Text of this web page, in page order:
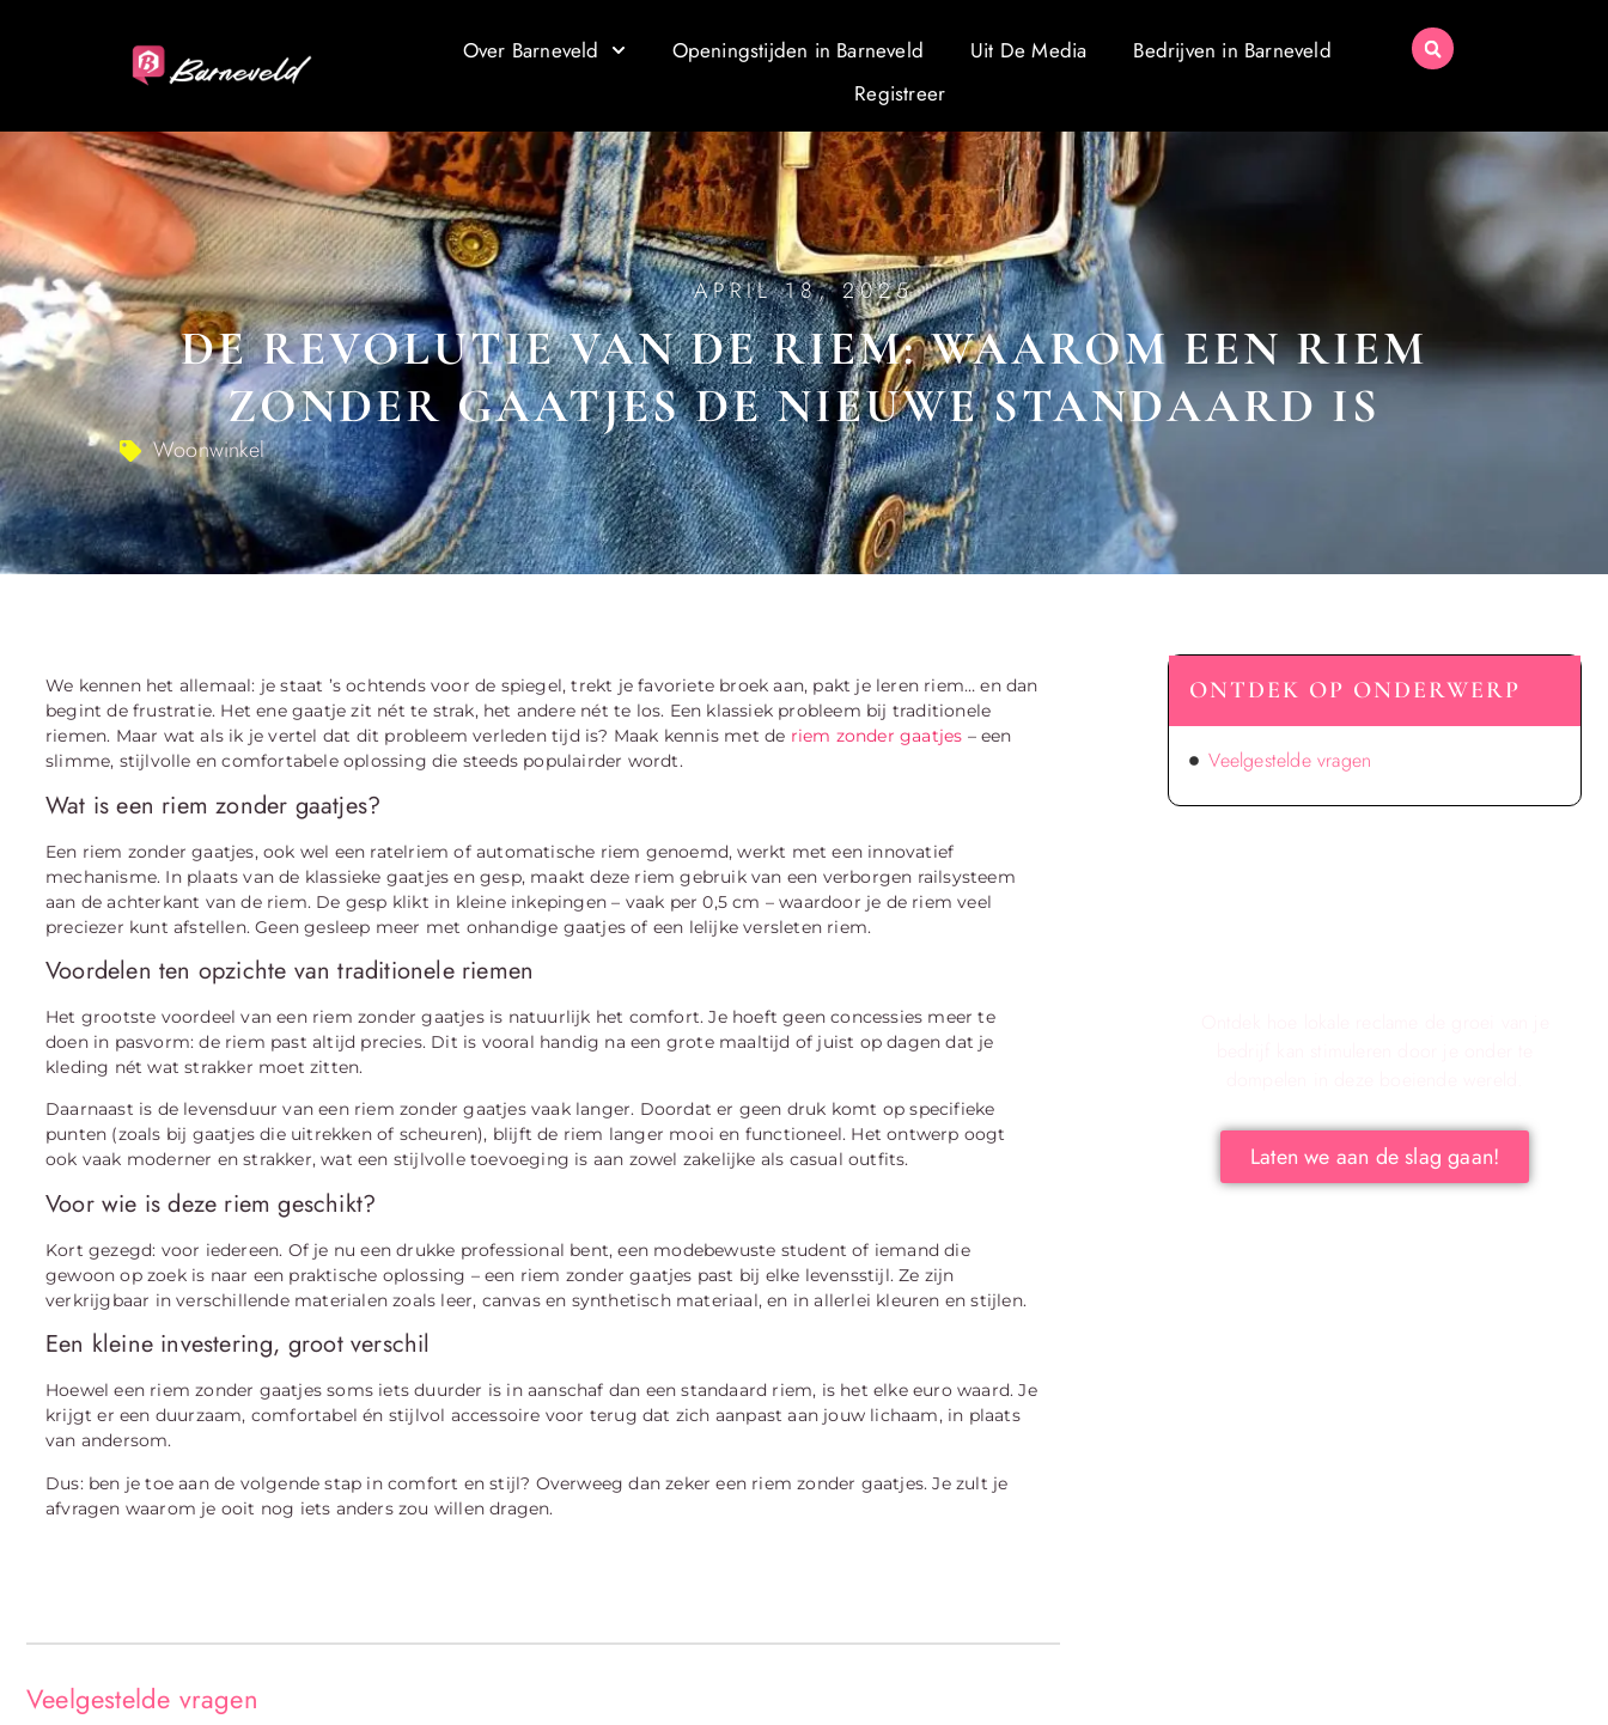
Over Barneveld Openingstijden in Barneveld Uit De Media
Bedrijven in Barneveld
Registreer
APRIL 18, 2025
DE REVOLUTIE VAN DE RIEM: WAAROM EEN RIEM
ZONDER GAATJES DE NIEUWE STANDAARD IS
Woonwinkel
We kennen het allemaal: je staat ’s ochtends voor de spiegel, trekt je favoriete broek aan, pakt je leren riem… en dan
begint de frustratie. Het ene gaatje zit nét te strak, het andere nét te los. Een klassiek probleem bij traditionele
riemen. Maar wat als ik je vertel dat dit probleem verleden tijd is? Maak kennis met de riem zonder gaatjes – een
slimme, stijlvolle en comfortabele oplossing die steeds populairder wordt.
Wat is een riem zonder gaatjes?
Een riem zonder gaatjes, ook wel een ratelriem of automatische riem genoemd, werkt met een innovatief
mechanisme. In plaats van de klassieke gaatjes en gesp, maakt deze riem gebruik van een verborgen railsysteem
aan de achterkant van de riem. De gesp klikt in kleine inkepingen – vaak per 0,5 cm – waardoor je de riem veel
preciezer kunt afstellen. Geen gesleep meer met onhandige gaatjes of een lelijke versleten riem.
Voordelen ten opzichte van traditionele riemen
Het grootste voordeel van een riem zonder gaatjes is natuurlijk het comfort. Je hoeft geen concessies meer te
doen in pasvorm: de riem past altijd precies. Dit is vooral handig na een grote maaltijd of juist op dagen dat je
kleding nét wat strakker moet zitten.
Daarnaast is de levensduur van een riem zonder gaatjes vaak langer. Doordat er geen druk komt op specifieke
punten (zoals bij gaatjes die uitrekken of scheuren), blijft de riem langer mooi en functioneel. Het ontwerp oogt
ook vaak moderner en strakker, wat een stijlvolle toevoeging is aan zowel zakelijke als casual outfits.
Voor wie is deze riem geschikt?
Kort gezegd: voor iedereen. Of je nu een drukke professional bent, een modebewuste student of iemand die
gewoon op zoek is naar een praktische oplossing – een riem zonder gaatjes past bij elke levensstijl. Ze zijn
verkrijgbaar in verschillende materialen zoals leer, canvas en synthetisch materiaal, en in allerlei kleuren en stijlen.
Een kleine investering, groot verschil
Hoewel een riem zonder gaatjes soms iets duurder is in aanschaf dan een standaard riem, is het elke euro waard. Je
krijgt er een duurzaam, comfortabel én stijlvol accessoire voor terug dat zich aanpast aan jouw lichaam, in plaats
van andersom.
Dus: ben je toe aan de volgende stap in comfort en stijl? Overweeg dan zeker een riem zonder gaatjes. Je zult je
afvragen waarom je ooit nog iets anders zou willen dragen.
Veelgestelde vragen
ONTDEK OP ONDERWERP
Veelgestelde vragen
Laten we aan de slag gaan!